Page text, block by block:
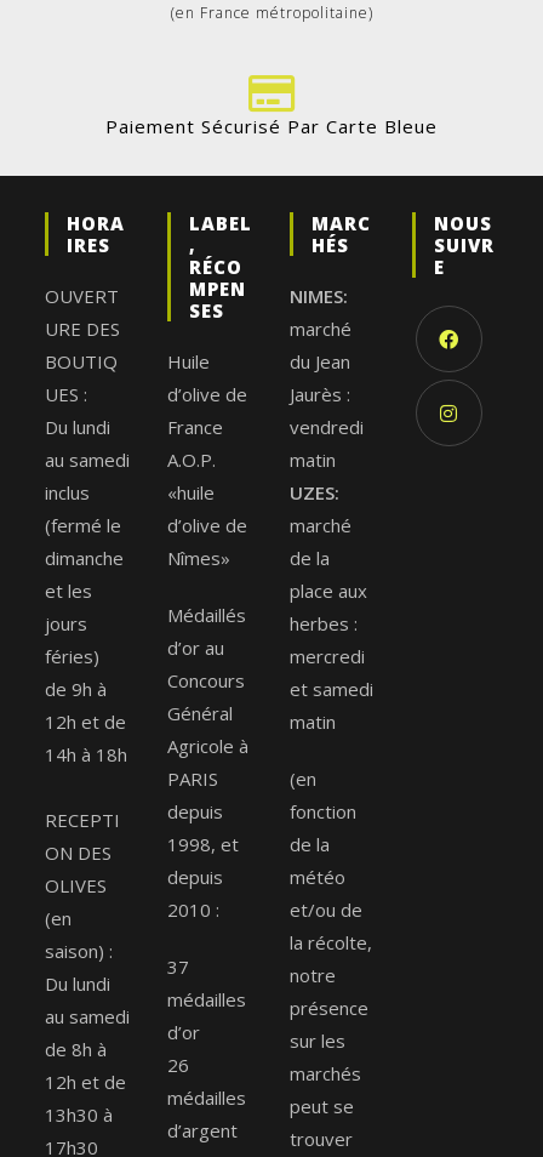
(en France métropolitaine)
Paiement Sécurisé Par Carte Bleue
HORA
IRES
OUVERT
URE DES
BOUTIQ
UES :
Du lundi
au samedi
inclus
(fermé le
dimanche
et les
jours
féries)
de 9h à
12h et de
14h à 18h
RECEPTI
ON DES
OLIVES
(en
saison) :
Du lundi
au samedi
de 8h à
12h et de
13h30 à
17h30
LABEL
,
RÉCO
MPEN
SES
Huile
d’olive de
France
A.O.P.
«huile
d’olive de
Nîmes»
Médaillés
d’or au
Concours
Général
Agricole à
PARIS
depuis
1998, et
depuis
2010 :
37
médailles
d’or
26
médailles
d’argent
MARC
HÉS
NIMES:
marché
du Jean
Jaurès :
vendredi
matin
UZES:
marché
de la
place aux
herbes :
mercredi
et samedi
matin
(en
fonction
de la
météo
et/ou de
la récolte,
notre
présence
sur les
marchés
peut se
trouver
NOUS
SUIVR
E